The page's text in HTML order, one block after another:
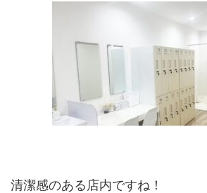
清潔感のある店内ですね！